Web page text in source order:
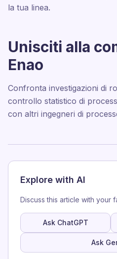
la tua linea.
Unisciti alla
Enao
Confronta investigazioni di
controllo statistico di
con altri ingegneri di
Explore with AI
Discuss this article with your
Ask ChatGPT
Ask